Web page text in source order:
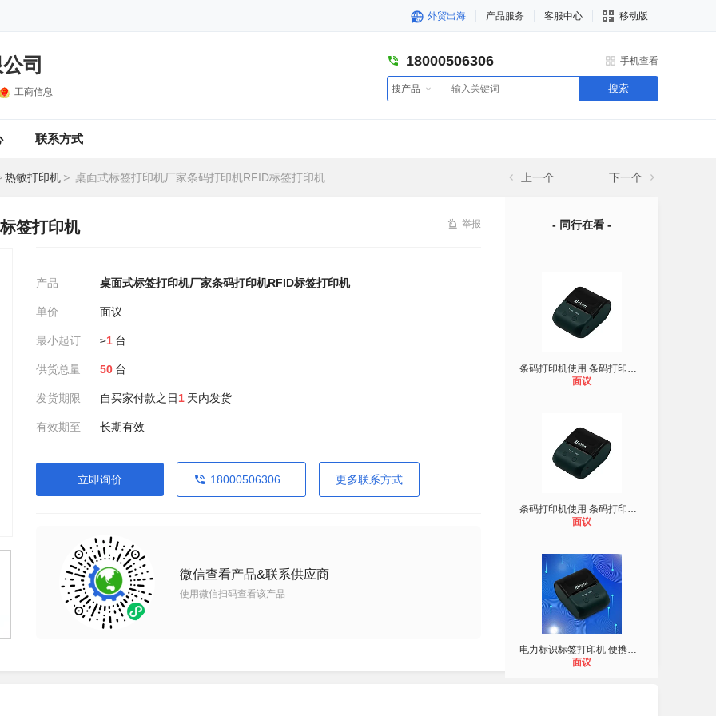
外贸出海 产品服务 客服中心 移动版
司
工商信息
18000506306 手机查看
搜产品 搜索
联系方式
热敏打印机 > 桌面式标签打印机厂家条码打印机RFID标签打印机 上一个 下一个
签打印机 举报
产品 桌面式标签打印机厂家条码打印机RFID标签打印机
单价 面议
最小起订 ≥1 台
供货总量 50 台
发货期限 自买家付款之日1 天内发货
有效期至 长期有效
立即询价 18000506306 更多联系方式
微信查看产品&联系供应商
使用微信扫码查看该产品
- 同行在看 -
条码打印机使用 条码打印标签打印机
面议
条码打印机使用 条码打印标签打印机
面议
电力标识标签打印机 便携式标签打印
面议